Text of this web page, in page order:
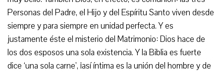
Personas del Padre, el Hijo y del Espíritu Santo viven desde
siempre y para siempre en unidad perfecta. Y es
justamente éste el misterio del Matrimonio: Dios hace de
los dos esposos una sola existencia. Y la Biblia es fuerte
dice ‘una sola carne’, ¡así íntima es la unión del hombre y de